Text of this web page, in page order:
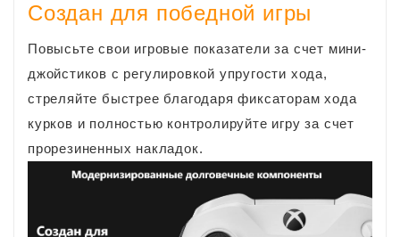
Создан для победной игры
Повысьте свои игровые показатели за счет мини-
джойстиков с регулировкой упругости хода,
стреляйте быстрее благодаря фиксаторам хода
курков и полностью контролируйте игру за счет
прорезиненных накладок.